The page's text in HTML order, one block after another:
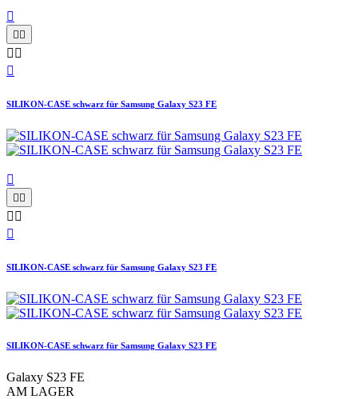

 
 

SILIKON-CASE schwarz für Samsung Galaxy S23 FE

 
 

SILIKON-CASE schwarz für Samsung Galaxy S23 FE
SILIKON-CASE schwarz für Samsung Galaxy S23 FE
Galaxy S23 FE
AM LAGER